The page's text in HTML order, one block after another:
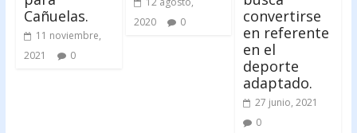
Cañuelas.
11 noviembre,
2021
0
2020
0
convertirse
en referente
en el
deporte
adaptado.
27 junio, 2021
0